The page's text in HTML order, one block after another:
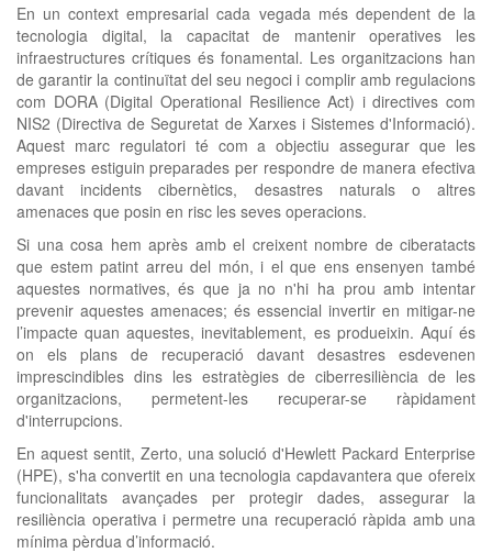
En un context empresarial cada vegada més dependent de la
tecnologia digital, la capacitat de mantenir operatives les
infraestructures crítiques és fonamental. Les organitzacions han
de garantir la continuïtat del seu negoci i complir amb regulacions
com DORA (Digital Operational Resilience Act) i directives com
NIS2 (Directiva de Seguretat de Xarxes i Sistemes d'Informació).
Aquest marc regulatori té com a objectiu assegurar que les
empreses estiguin preparades per respondre de manera efectiva
davant incidents cibernètics, desastres naturals o altres
amenaces que posin en risc les seves operacions.
Si una cosa hem après amb el creixent nombre de ciberatacts
que estem patint arreu del món, i el que ens ensenyen també
aquestes normatives, és que ja no n'hi ha prou amb intentar
prevenir aquestes amenaces; és essencial invertir en mitigar-ne
l’impacte quan aquestes, inevitablement, es produeixin. Aquí és
on els plans de recuperació davant desastres esdevenen
imprescindibles dins les estratègies de ciberresiliència de les
organitzacions, permetent-les recuperar-se ràpidament
d'interrupcions.
En aquest sentit, Zerto, una solució d'Hewlett Packard Enterprise
(HPE), s'ha convertit en una tecnologia capdavantera que ofereix
funcionalitats avançades per protegir dades, assegurar la
resiliència operativa i permetre una recuperació ràpida amb una
mínima pèrdua d’informació.